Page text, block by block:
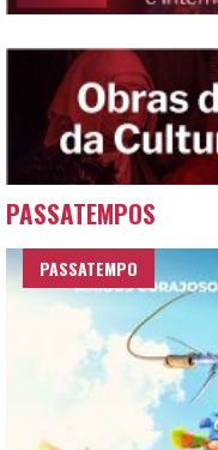
PASSATEMPOS
PASSATEMPO